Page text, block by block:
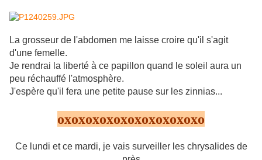
La grosseur de l'abdomen me laisse croire qu'il s'agit
d'une femelle.
Je rendrai la liberté à ce papillon quand le soleil aura un
peu réchauffé l'atmosphère.
J'espère qu'il fera une petite pause sur les zinnias...
oxoxoxoxoxoxoxoxoxoxo
Ce lundi et ce mardi, je vais surveiller les chrysalides de